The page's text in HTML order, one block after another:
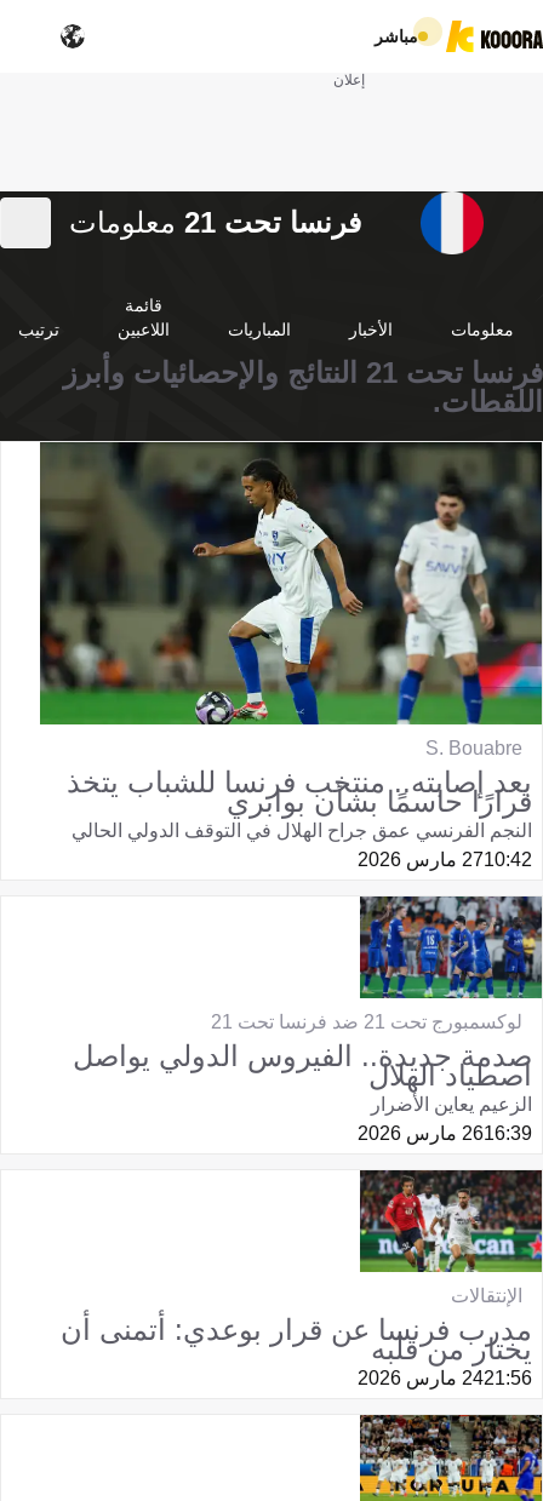
مباشر
إعلان
فرنسا تحت 21 معلومات
معلومات الأخبار المباريات
قائمة
اللاعبين
ترتيب
فرنسا تحت 21 النتائج والإحصائيات وأبرز
اللقطات.
S. Bouabre
بعد إصابته.. منتخب فرنسا للشباب يتخذ
قرارًا حاسمًا بشأن بوابري
النجم الفرنسي عمق جراح الهلال في التوقف الدولي الحالي
10:4227 مارس 2026
لوكسمبورج تحت 21 ضد فرنسا تحت 21
صدمة جديدة.. الفيروس الدولي يواصل
اصطياد الهلال
الزعيم يعاين الأضرار
16:3926 مارس 2026
الإنتقالات
مدرب فرنسا عن قرار بوعدي: أتمنى أن
يختار من قلبه
21:5624 مارس 2026